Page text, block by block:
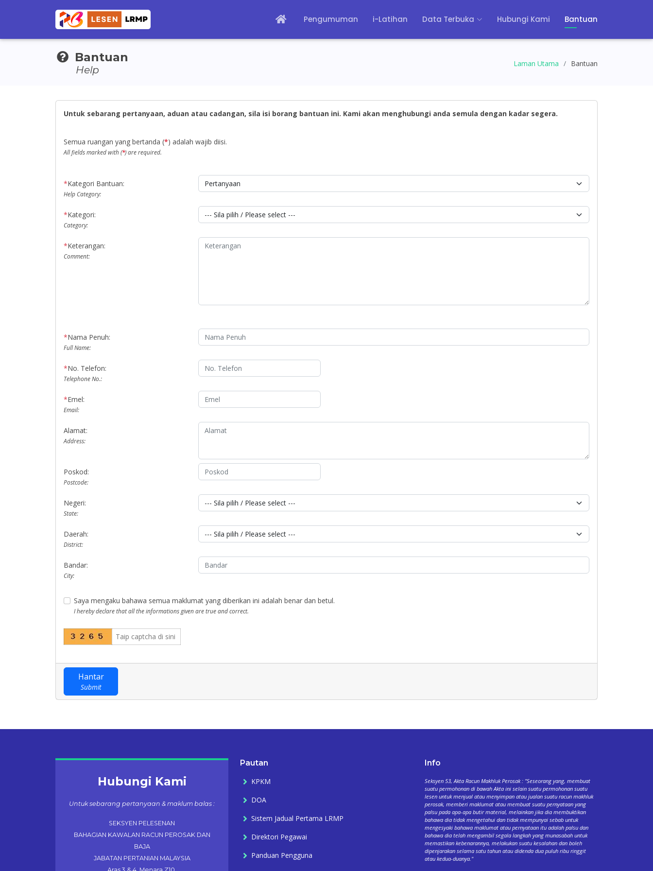
Pengumuman i-Latihan Data Terbuka Hubungi Kami Bantuan
Bantuan
Help
Laman Utama Bantuan
Untuk sebarang pertanyaan, aduan atau cadangan, sila isi borang bantuan ini. Kami akan menghubungi anda semula dengan kadar segera.
Semua ruangan yang bertanda (*) adalah wajib diisi.
All fields marked with (*) are required.
*Kategori Bantuan:
Help Category:
*Kategori:
Category:
*Keterangan:
Comment:
*Nama Penuh:
Full Name:
*No. Telefon:
Telephone No.:
*Emel:
Email:
Alamat:
Address:
Poskod:
Postcode:
Negeri:
State:
Daerah:
District:
Bandar:
City:
Saya mengaku bahawa semua maklumat yang diberikan ini adalah benar dan betul.
I hereby declare that all the informations given are true and correct.
Hantar
Submit
Hubungi Kami
Untuk sebarang pertanyaan & maklum balas :
SEKSYEN PELESENAN
BAHAGIAN KAWALAN RACUN PEROSAK DAN
BAJA
JABATAN PERTANIAN MALAYSIA
Pautan
KPKM
DOA
Sistem Jadual Pertama LRMP
Direktori Pegawai
Panduan Pengguna
Info
Seksyen 53, Akta Racun Makhluk Perosak : "Seseorang yang, membuat
suatu permohonan di bawah Akta ini selain suatu permohonan suatu
lesen untuk menjual atau menyimpan atau jualan suatu racun makhluk
perosak, memberi maklumat atau membuat suatu pernyataan yang
palsu pada apa-apa butir material, melainkan jika dia membuktikan
bahawa dia tidak mengetahui dan tidak mempunyai sebab untuk
mengesyaki bahawa maklumat atau pernyataan itu adalah palsu dan
bahawa dia telah mengambil segala langkah yang munasabah untuk
memastikan kebenarannya, melakukan suatu kesalahan dan boleh
dipenjarakan selama satu tahun atau didenda dua puluh ribu ringgit
atau kedua-duanya."